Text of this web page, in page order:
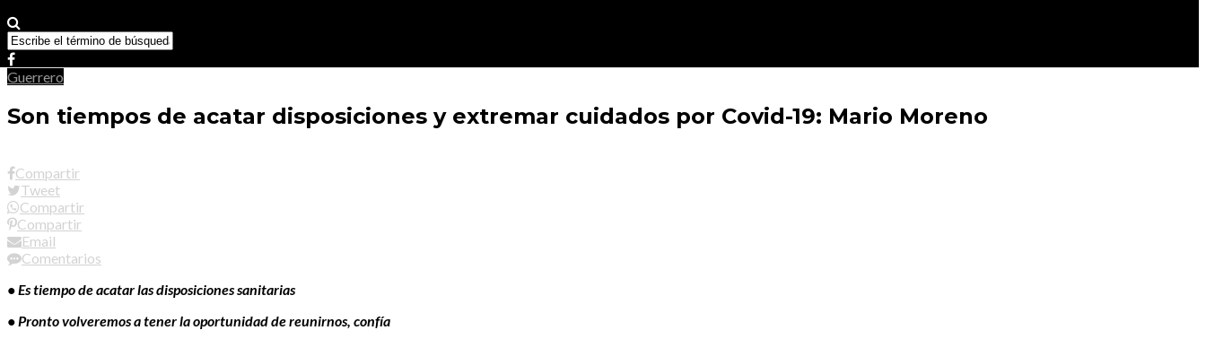
Guerrero
Son tiempos de acatar disposiciones y extremar cuidados por Covid-19: Mario Moreno
Compartir
Tweet
Compartir
Compartir
Email
Comentarios
• Es tiempo de acatar las disposiciones sanitarias
• Pronto volveremos a tener la oportunidad de reunirnos, confía